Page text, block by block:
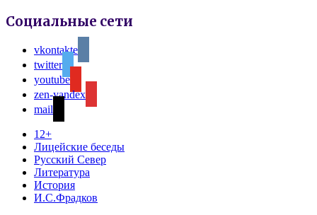
Социальные сети
vkontakte
twitter
youtube
zen-yandex
mail
12+
Лицейские беседы
Русский Север
Литература
История
И.С.Фрадков